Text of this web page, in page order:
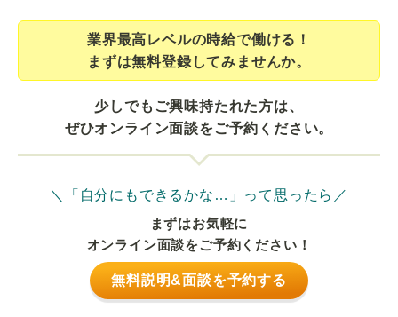
業界最⾼レベルの時給で働ける！
まずは無料登録してみませんか。
少しでもご興味持たれた方は、
ぜひオンライン面談をご予約ください。
＼「自分にもできるかな…」って思ったら／
まずはお気軽に
オンライン面談をご予約ください！
無料説明&面談を予約する